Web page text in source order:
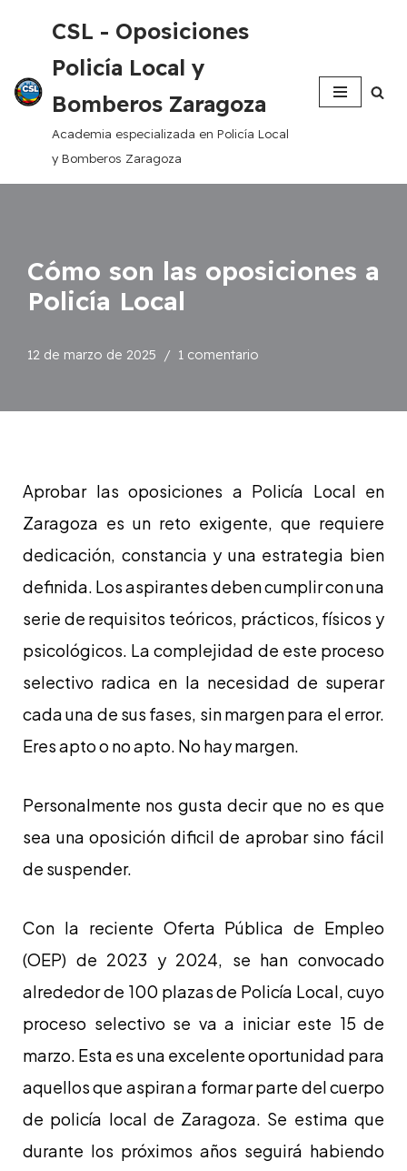
al
contenido
CSL - Oposiciones
Policía Local y
Bomberos Zaragoza
Academia especializada en Policía Local
y Bomberos Zaragoza
Cómo son las oposiciones a
Policía Local
12 de marzo de 2025 1 comentario
Aprobar las oposiciones a Policía Local en
Zaragoza es un reto exigente, que requiere
dedicación, constancia y una estrategia bien
definida. Los aspirantes deben cumplir con una
serie de requisitos teóricos, prácticos, físicos y
psicológicos. La complejidad de este proceso
selectivo radica en la necesidad de superar
cada una de sus fases, sin margen para el error.
Eres apto o no apto. No hay margen.
Personalmente nos gusta decir que no es que
sea una oposición dificil de aprobar sino fácil
de suspender.
Con la reciente Oferta Pública de Empleo
(OEP) de 2023 y 2024, se han convocado
alrededor de 100 plazas de Policía Local, cuyo
proceso selectivo se va a iniciar este 15 de
marzo. Esta es una excelente oportunidad para
aquellos que aspiran a formar parte del cuerpo
de policía local de Zaragoza. Se estima que
durante los próximos años seguirá habiendo